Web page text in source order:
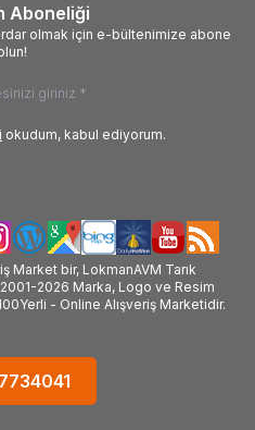
Aboneliği
olmak için e-bültenimize abone
okudum, kabul ediyorum.
Market bir, LokmanAVM Tarık
2026 Marka, Logo ve Resim
- Online Alışveriş Marketidir.